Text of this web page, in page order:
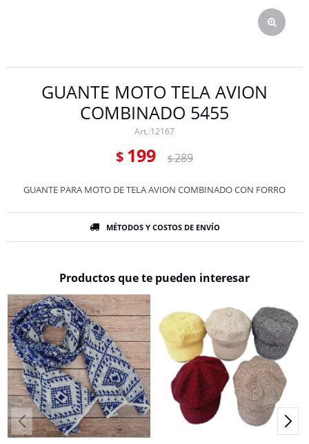
GUANTE MOTO TELA AVION
COMBINADO 5455
12167
$ 199 $289
GUANTE PARA MOTO DE TELA AVION COMBINADO CON FORRO
MÉTODOS Y COSTOS DE ENVÍO
Productos que te pueden interesar